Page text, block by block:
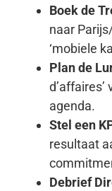
Boek de
naar
‘mobiele
Plan de
agenda.
Stel een
resultaat
Debrief